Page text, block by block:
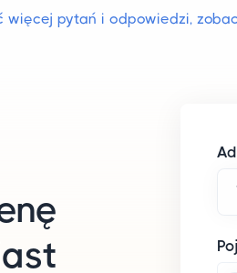
więcej pytań i odpowiedzi,